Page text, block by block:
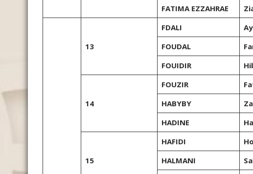
FATIMA EZZAHRAE
13
FDALI
FOUDAL
FOUIDIR
14
FOUZIR
HABYBY
HADINE
15
HAFIDI
HALMANI